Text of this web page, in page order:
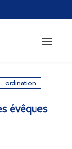
ordination
évêques